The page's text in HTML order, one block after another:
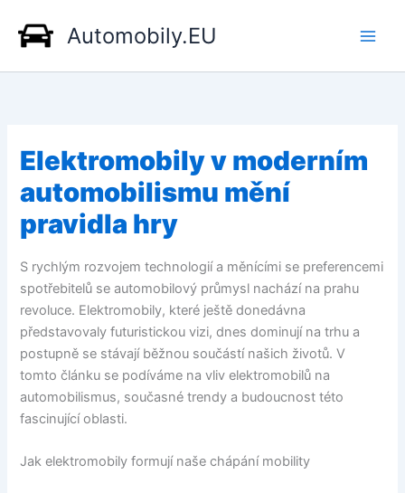
obsah
Automobily.EU
Elektromobily v moderním
automobilismu mění
pravidla hry
S rychlým rozvojem technologií a měnícími se preferencemi
spotřebitelů se automobilový průmysl nachází na prahu
revoluce. Elektromobily, které ještě donedávna
představovaly futuristickou vizi, dnes dominují na trhu a
postupně se stávají běžnou součástí našich životů. V
tomto článku se podíváme na vliv elektromobilů na
automobilismus, současné trendy a budoucnost této
fascinující oblasti.
Jak elektromobily formují naše chápání mobility